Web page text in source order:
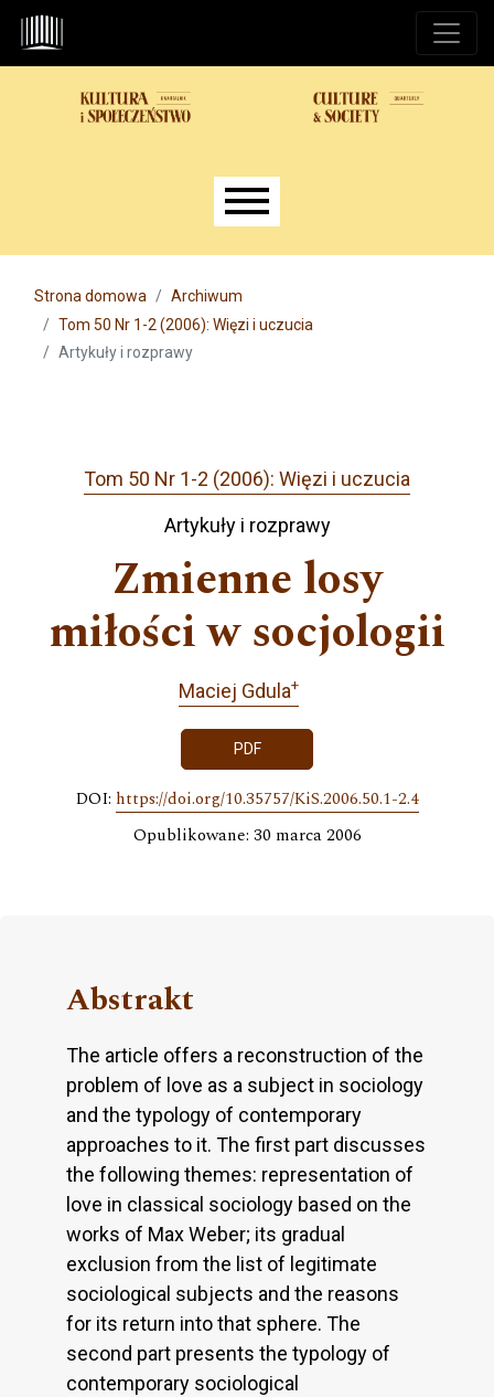
Przejdź do głównego menu
Przejdź do sekcji głównej
Przejdź do stopki
Main menu
Strona domowa
Archiwum
Tom 50 Nr 1-2 (2006): Więzi i uczucia
Artykuły i rozprawy
Tom 50 Nr 1-2 (2006): Więzi i uczucia
Artykuły i rozprawy
Zmienne losy
miłości w socjologii
Maciej Gdula+
PDF
DOI: https://doi.org/10.35757/KiS.2006.50.1-2.4
Opublikowane: 30 marca 2006
Abstrakt
The article offers a reconstruction of the
problem of love as a subject in sociology
and the typology of contemporary
approaches to it. The first part discusses
the following themes: representation of
love in classical sociology based on the
works of Max Weber; its gradual
exclusion from the list of legitimate
sociological subjects and the reasons
for its return into that sphere. The
second part presents the typology of
contemporary sociological